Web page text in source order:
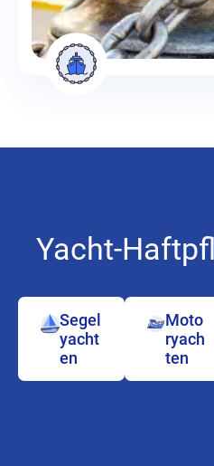
Yacht-
Segel
yacht
en
Moto
ryach
ten